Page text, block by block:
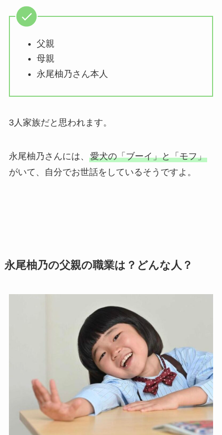
父親
母親
永尾柚乃さん本人
3人家族だと思われます。
永尾柚乃さんには、 愛犬の「ブーイ」と「モフ」
がいて、自分でお世話をしているそうですよ。
永尾柚乃の父親の職業は？どんな人？